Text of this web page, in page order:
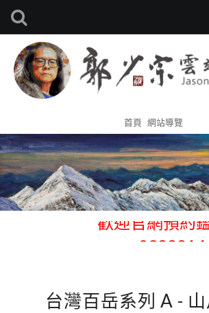
首頁 網站導覽
歡迎官網預約
台灣百岳系列 A -